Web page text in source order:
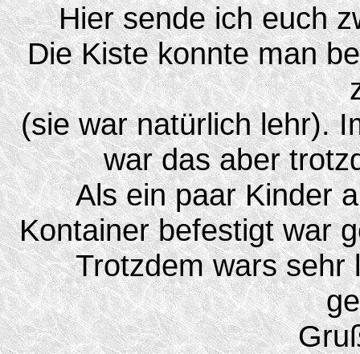
Hier sende ich euch
Die Kiste konnte man
(sie war natürlich lehr).
war das aber
Als ein paar Kinder
Kontainer befestigt war
Trotzdem wars sehr